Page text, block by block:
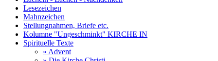
Lesezeichen
Mahnzeichen
Stellungnahmen, Briefe etc.
Kolumne "Ungeschminkt" KIRCHE IN
Spirituelle Texte
» Advent